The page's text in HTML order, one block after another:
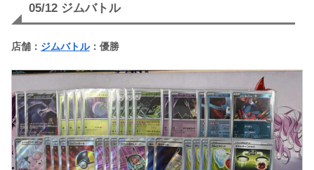
05/12 ジムバトル
店舗： ジムバトル：優勝